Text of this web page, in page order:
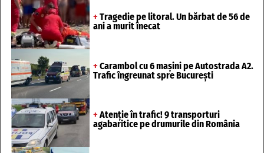
+ Tragedie pe litoral. Un bărbat de 56 de
ani a murit înecat
+ Carambol cu 6 mașini pe Autostrada A2.
Trafic îngreunat spre București
+ Atenție în trafic! 9 transporturi
agabaritice pe drumurile din România